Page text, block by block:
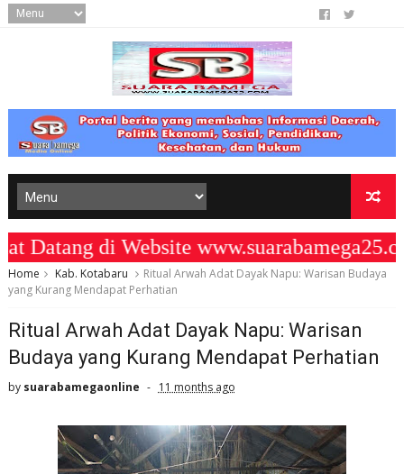
di Website
Home Kab. Kotabaru
Ritual Arwah Adat Dayak Napu: Warisan Budaya
yang Kurang Mendapat Perhatian
Ritual Arwah Adat Dayak Napu: Warisan
Budaya yang Kurang Mendapat Perhatian
by suarabamegaonline 11 months ago